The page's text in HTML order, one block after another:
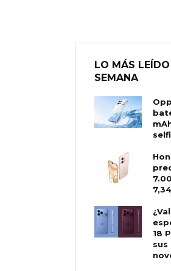
LO MÁS
SEMANA
18
sus